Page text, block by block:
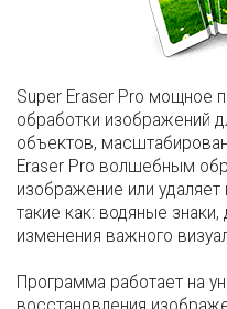
Super Eraser Pro мощное
обработки изображений
объектов,
Eraser Pro волшебным
изображение или
такие как: водяные
изменения важного
Программа работает на